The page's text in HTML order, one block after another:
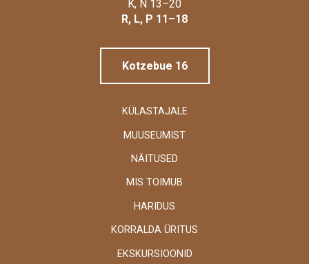
K, N 13–20
R, L, P 11–18
Kotzebue 16
KÜLASTAJALE
MUUSEUMIST
NÄITUSED
MIS TOIMUB
HARIDUS
KORRALDA ÜRITUS
EKSKURSIOONID